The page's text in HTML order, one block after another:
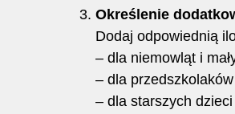
Określenie
Dodaj odpowiednią
– dla niemowląt i
– dla
– dla starszych